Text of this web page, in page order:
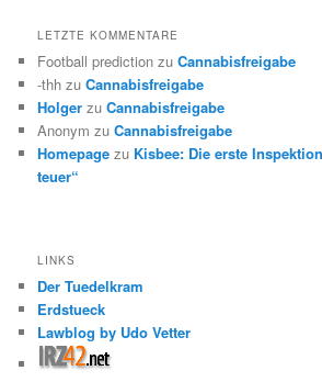
LETZTE KOMMENTARE
Football prediction zuCannabisfreigabe
-thh zuCannabisfreigabe
Holger zuCannabisfreigabe
Anonym zuCannabisfreigabe
Homepage zu Kisbee: Die erste
teuer“
LINKS
Der Tuedelkram
Erdstueck
Lawblog by Udo Vetter